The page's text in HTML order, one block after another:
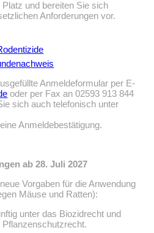
und bereiten Sie sich
Anforderungen vor.
Anmeldeformular per E-
oder per Fax an 02593 913 844
sich auch telefonisch unter
Anmeldebestätigung.
ab 28. Juli 2027
Vorgaben für die Anwendung
Mäuse und Ratten):
unter das Biozidrecht und